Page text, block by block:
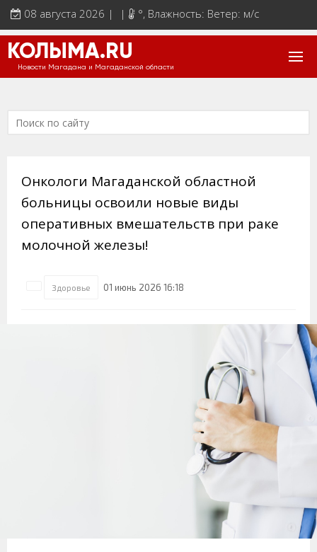
08 августа 2026 | | °, Влажность: Ветер: м/с
КОЛЫМА.RU
Новости Магадана и Магаданской области
Онкологи Магаданской областной
больницы освоили новые виды
оперативных вмешательств при раке
молочной железы!
Здоровье 01 июнь 2026 16:18